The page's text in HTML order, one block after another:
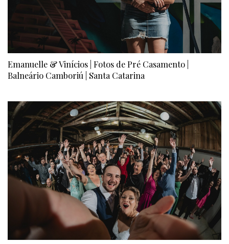
Emanuelle & Vinícios | Fotos de Pré Casamento |
Balneário Camboriú | Santa Catarina